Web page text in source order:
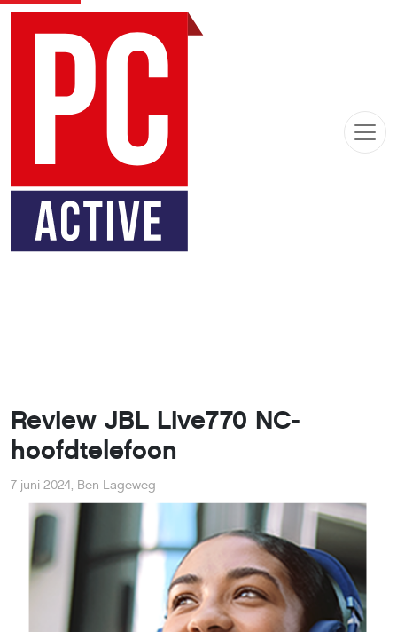
Review JBL Live770 NC-
hoofdtelefoon
7 juni 2024, Ben Lageweg